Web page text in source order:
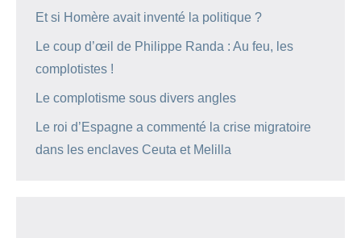
Et si Homère avait inventé la politique ?
Le coup d’œil de Philippe Randa : Au feu, les
complotistes !
Le complotisme sous divers angles
Le roi d’Espagne a commenté la crise migratoire
dans les enclaves Ceuta et Melilla